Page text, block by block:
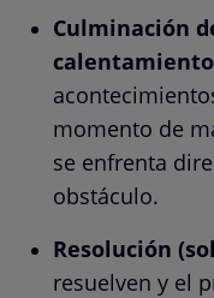
Culminación
momento de
se enfrenta
obstáculo.
Resolución
resuelven y el